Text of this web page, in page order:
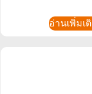
อ่านเพิ่มเ